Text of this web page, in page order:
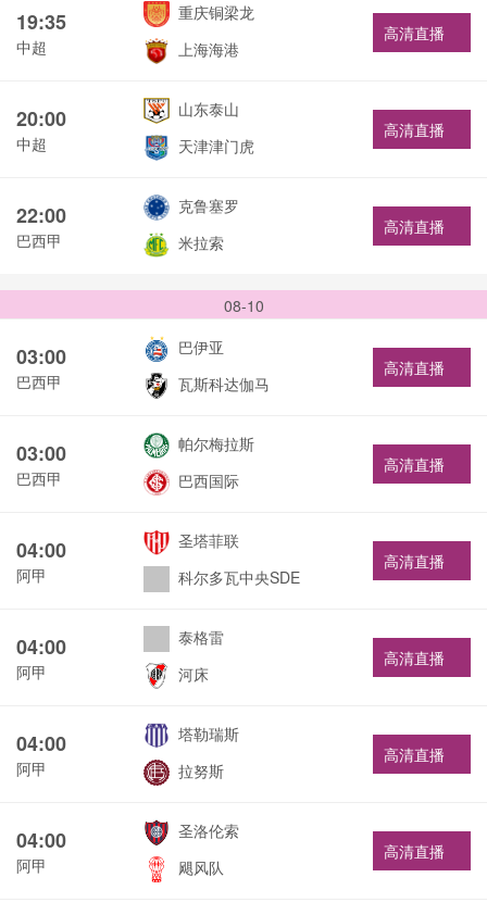
19:35
中超
重庆铜梁龙
上海海港
高清直播
20:00
中超
山东泰山
天津津门虎
高清直播
22:00
巴西甲
克鲁塞罗
米拉索
高清直播
08-10
03:00
巴西甲
巴伊亚
瓦斯科达伽马
高清直播
03:00
巴西甲
帕尔梅拉斯
巴西国际
高清直播
04:00
阿甲
圣塔菲联
科尔多瓦中央SDE
高清直播
04:00
阿甲
泰格雷
河床
高清直播
04:00
阿甲
塔勒瑞斯
拉努斯
高清直播
04:00
阿甲
圣洛伦索
飓风队
高清直播